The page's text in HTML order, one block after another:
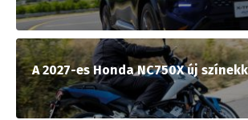
A 2027-es Honda NC750X új